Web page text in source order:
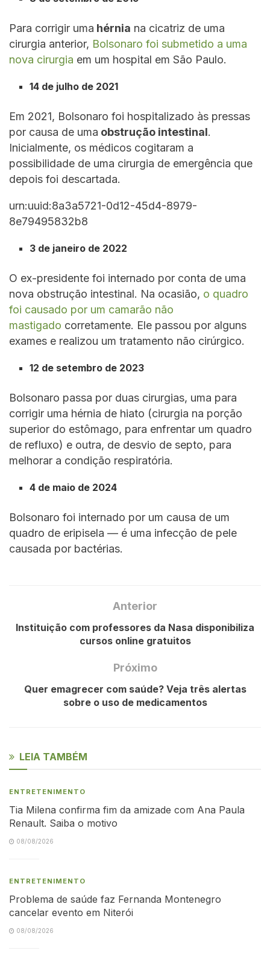
Para corrigir uma hérnia na cicatriz de uma
cirurgia anterior, Bolsonaro foi submetido a uma
nova cirurgia em um hospital em São Paulo.
14 de julho de 2021
Em 2021, Bolsonaro foi hospitalizado às pressas
por causa de uma obstrução intestinal.
Inicialmente, os médicos cogitaram a
possibilidade de uma cirurgia de emergência que
depois foi descartada.
urn:uuid:8a3a5721-0d12-45d4-8979-
8e79495832b8
3 de janeiro de 2022
O ex-presidente foi internado por conta de uma
nova obstrução intestinal. Na ocasião, o quadro
foi causado por um camarão não
mastigado corretamente. Ele passou por alguns
exames e realizou um tratamento não cirúrgico.
12 de setembro de 2023
Bolsonaro passa por duas cirurgias, uma para
corrigir uma hérnia de hiato (cirurgia na porção
superior do estômago, para enfrentar um quadro
de refluxo) e outra, de desvio de septo, para
melhorar a condição respiratória.
4 de maio de 2024
Bolsonaro foi internado por um causa de um
quadro de eripisela — é uma infecção de pele
causada por bactérias.
Anterior
Instituição com professores da Nasa disponibiliza
cursos online gratuitos
Próximo
Quer emagrecer com saúde? Veja três alertas
sobre o uso de medicamentos
LEIA TAMBÉM
ENTRETENIMENTO
Tia Milena confirma fim da amizade com Ana Paula
Renault. Saiba o motivo
08/08/2026
ENTRETENIMENTO
Problema de saúde faz Fernanda Montenegro
cancelar evento em Niterói
08/08/2026